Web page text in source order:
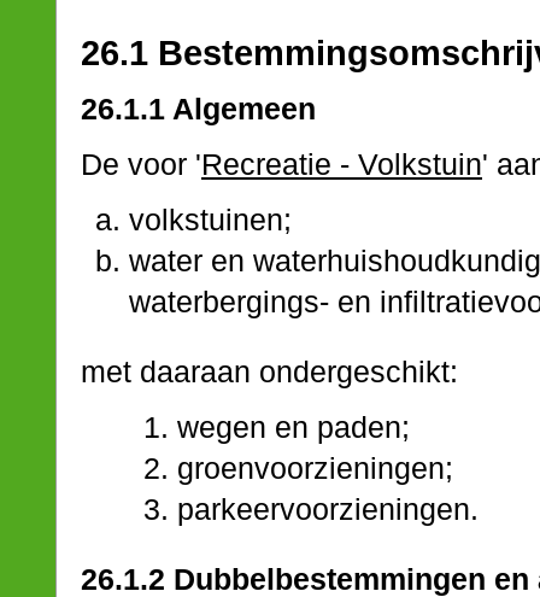
26.1
26.1.1 Algemeen
De voor 'Recreatie - Volkstuin'
volkstuinen;
water en
waterbergings- en
met daaraan ondergeschikt:
wegen en paden;
groenvoorzieningen;
parkeervoorzieningen.
26.1.2 Dubbelbestemmingen